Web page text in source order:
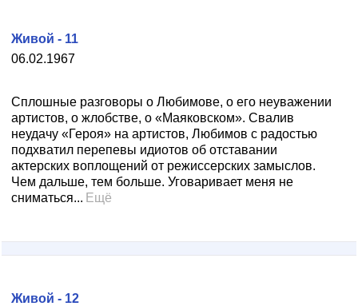
06.02.1967
Живой - 11
Сплошные разговоры о Любимове, о его неуважении
артистов, о жлобстве, о «Маяковском». Свалив
неудачу «Героя» на артистов, Любимов с радостью
подхватил перепевы идиотов об отставании
актерских воплощений от режиссерских замыслов.
Чем дальше, тем больше. Уговаривает меня не
сниматься... Ещё
Живой - 12